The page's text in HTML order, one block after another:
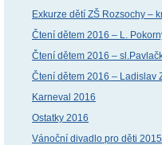
Exkurze dětí ZŠ Rozsochy –
Čtení dětem 2016 – L.
Čtení dětem 2016 –
Čtení dětem 2016 – Ladislav
Karneval 2016
Ostatky 2016
Vánoční divadlo pro děti 2015